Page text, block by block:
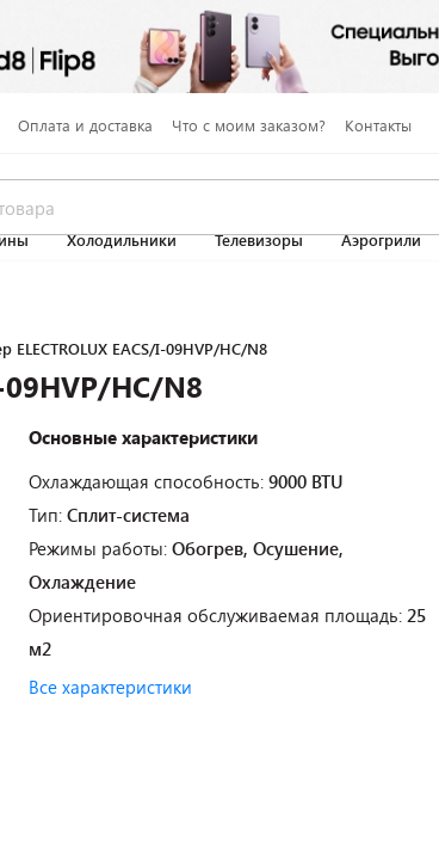
Оплата и доставка Что с моим заказом? Контакты
Холодильники Телевизоры Аэрогрили
ELECTROLUX EACS/I-09HVP/HC/N8
09HVP/HC/N8
Основные характеристики
Охлаждающая способность: 9000 BTU
Тип: Сплит-система
Режимы работы: Обогрев, Осушение,
Охлаждение
Ориентировочная обслуживаемая площадь: 25
м2
Все характеристики